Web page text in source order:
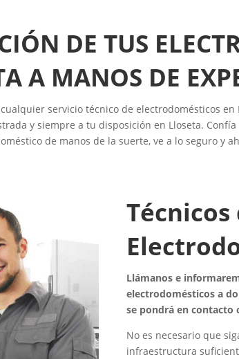
DE TUS
A MANOS DE
servicio técnico de electrodomésticos
y siempre a tu disposición en Lloseta.
de manos de la suerte, ve a lo seguro y
Llámanos e
electrodomésticos a
se pondrá en contacto
No es necesario que
infraestructura